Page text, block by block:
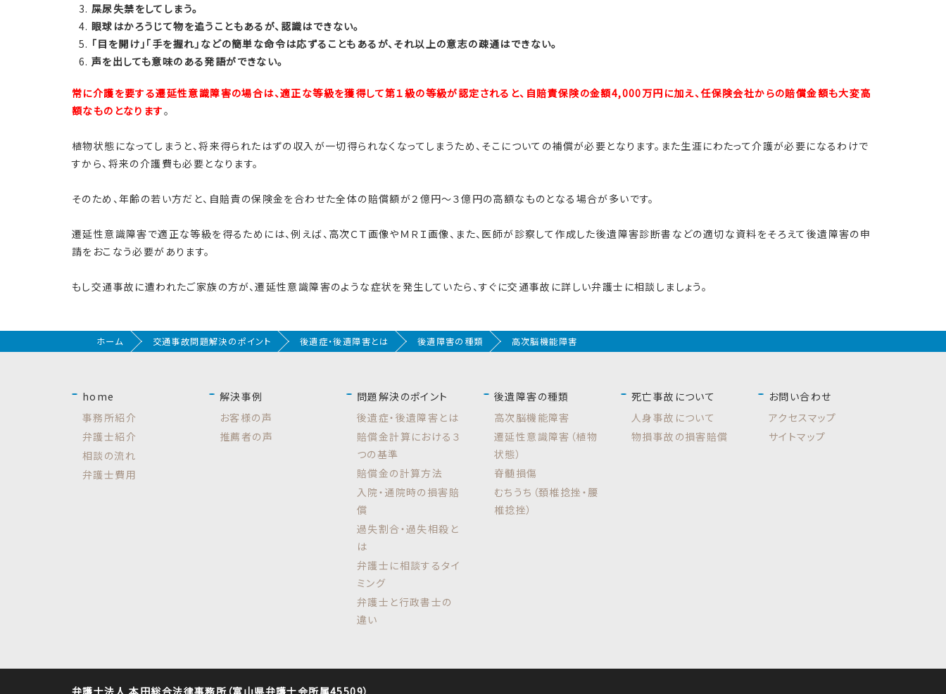
屎尿失禁をしてしまう。
眼球はかろうじて物を追うこともあるが、認識はできない。
「目を開け」「手を握れ」などの簡単な命令は応ずることもあるが、それ以上の意志の疎通はできない。
声を出しても意味のある発語ができない。
常に介護を要する遷延性意識障害の場合は、適正な等級を獲得して第１級の等級が認定されると、自賠責保険の金額4,000万円に加え、任保険会社からの賠償金額も大変高
額なものとなります。
植物状態になってしまうと、将来得られたはずの収入が一切得られなくなってしまうため、そこについての補償が必要となります。また生涯にわたって介護が必要になるわけで
すから、将来の介護費も必要となります。
そのため、年齢の若い方だと、自賠責の保険金を合わせた全体の賠償額が２億円～３億円の高額なものとなる場合が多いです。
遷延性意識障害で適正な等級を得るためには、例えば、高次ＣＴ画像やＭＲＩ画像、また、医師が診察して作成した後遺障害診断書などの適切な資料をそろえて後遺障害の申
請をおこなう必要があります。
もし交通事故に遭われたご家族の方が、遷延性意識障害のような症状を発生していたら、すぐに交通事故に詳しい弁護士に相談しましょう。
ホーム 交通事故問題解決のポイント 後遺症・後遺障害とは 後遺障害の種類 高次脳機能障害
home
事務所紹介
弁護士紹介
相談の流れ
弁護士費用
解決事例
お客様の声
推薦者の声
問題解決のポイント
後遺症・後遺障害とは
賠償金計算における３
つの基準
賠償金の計算方法
入院・通院時の損害賠
償
過失割合・過失相殺と
は
弁護士に相談するタイ
ミング
弁護士と行政書士の
違い
後遺障害の種類
高次脳機能障害
遷延性意識障害（植物
状態）
脊髄損傷
むちうち（頚椎捻挫・腰
椎捻挫）
死亡事故について
人身事故について
物損事故の損害賠償
お問い合わせ
アクセスマップ
サイトマップ
弁護士法人 本田総合法律事務所（富山県弁護士会所属45509）